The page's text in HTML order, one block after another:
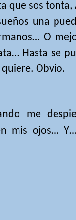
que sos
una
O
Hasta se
Obvio.
me
mis ojos…